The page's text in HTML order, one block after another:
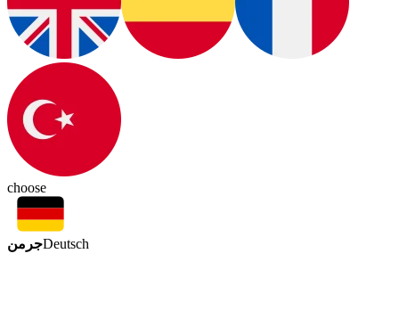
choose
جرمنDeutsch